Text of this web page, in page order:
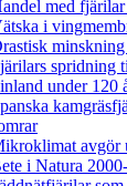
med
i
minskning
spridning
under 120
avgör
i Natura